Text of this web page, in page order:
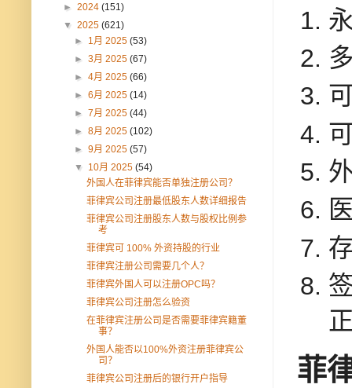
菲
► 2024 (151)
▼ 2025 (621)
► 1月 2025(53)
►3月 2025(67)
►4月 2025(66)
►6月 2025(14)
►7月 2025(44)
►8月 2025(102)
►9月 2025(57)
▼ 10月 2025(54)
外国人在菲律宾能否单独注册公司？
菲律宾公司注册最低股东人数详细报告
菲律宾公司注册股东人数与股权比例参
考
菲律宾可 100% 外资持股的行业
菲律宾注册公司需要几个人？
菲律宾外国人可以注册OPC吗？
菲律宾公司注册怎么验资
在菲律宾注册公司是否需要菲律宾籍董
事？
外国人能否以100%外资注册菲律宾公
司？
菲律宾公司注册后的银行开户指导